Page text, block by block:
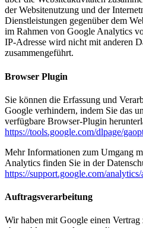
der Websitenutzung und der
Dienstleistungen gegenüber dem
im Rahmen von Google Analytics
IP-Adresse wird nicht mit anderen
zusammengeführt.
Browser Plugin
Sie können die Erfassung und
Google verhindern, indem Sie das
verfügbare Browser-Plugin
https://tools.google.com/dlpage/
Mehr Informationen zum Umgang
Analytics finden Sie in der
https://support.google.com/
Auftragsverarbeitung
Wir haben mit Google einen